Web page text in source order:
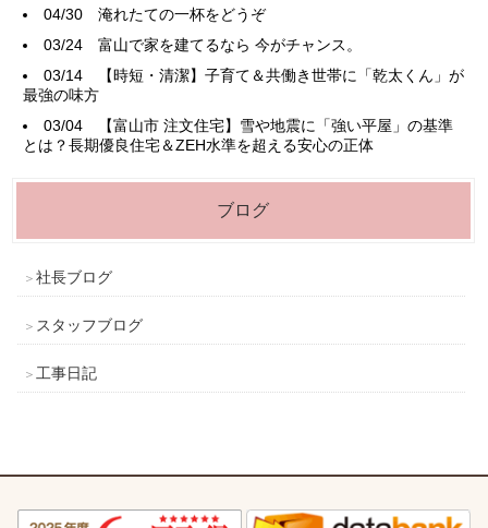
04/30淹れたての一杯をどうぞ
03/24富山で家を建てるなら 今がチャンス。
03/14
【時短・清潔】子育て＆共働き世帯に「乾太くん」が
最強の味方
03/04
【富山市 注文住宅】雪や地震に「強い平屋」の基準
とは？長期優良住宅＆ZEH水準を超える安心の正体
ブログ
社長ブログ
スタッフブログ
工事日記